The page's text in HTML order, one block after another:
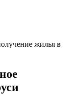
жилья в